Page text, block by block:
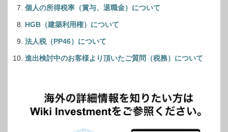
個人の所得税率（賞与、退職金）について
HGB（建築利用権）について
法人税（PP46）について
進出検討中のお客様より頂いたご質問（税務）について